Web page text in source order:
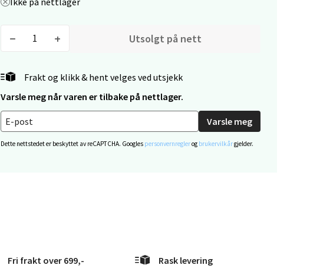
Utsolgt på nett
Frakt og klikk & hent velges ved utsjekk
Varsle meg når varen er tilbake på nettlager.
Varsle meg
Dette nettstedet er beskyttet av reCAPTCHA. Googles personvernreglerog brukervilkårgjelder.
Fri frakt over 699,- Rask levering